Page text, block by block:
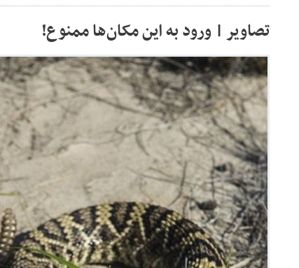
تصاویر | ورود به این مکان‌ها ممنوع!